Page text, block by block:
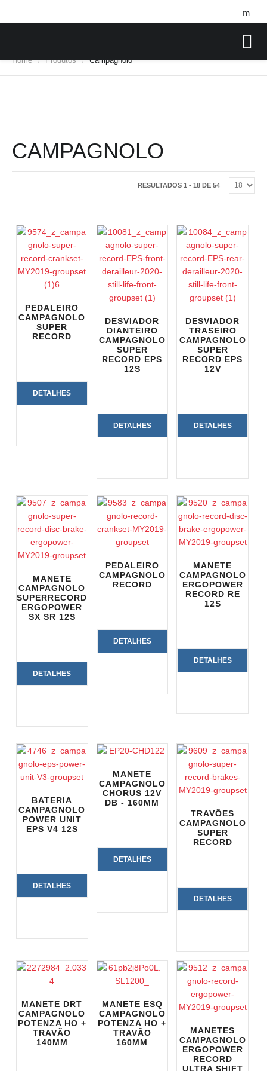
Home / Produtos / Campagnolo
CAMPAGNOLO
RESULTADOS 1 - 18 DE 54
PEDALEIRO
CAMPAGNOLO
SUPER
RECORD
DETALHES
DESVIADOR
DIANTEIRO
CAMPAGNOLO
SUPER
RECORD EPS
12S
DETALHES
DESVIADOR
TRASEIRO
CAMPAGNOLO
SUPER
RECORD EPS
12V
DETALHES
MANETE
CAMPAGNOLO
SUPERRECORD
ERGOPOWER
SX SR 12S
DETALHES
PEDALEIRO
CAMPAGNOLO
RECORD
DETALHES
MANETE
CAMPAGNOLO
ERGOPOWER
RECORD RE
12S
DETALHES
BATERIA
CAMPAGNOLO
POWER UNIT
EPS V4 12S
DETALHES
MANETE
CAMPAGNOLO
CHORUS 12V
DB - 160MM
DETALHES
TRAVÕES
CAMPAGNOLO
SUPER
RECORD
DETALHES
MANETE DRT
CAMPAGNOLO
POTENZA HO +
TRAVÃO
140MM
MANETE ESQ
CAMPAGNOLO
POTENZA HO +
TRAVÃO
160MM
MANETES
CAMPAGNOLO
ERGOPOWER
RECORD
ULTRA SHIFT